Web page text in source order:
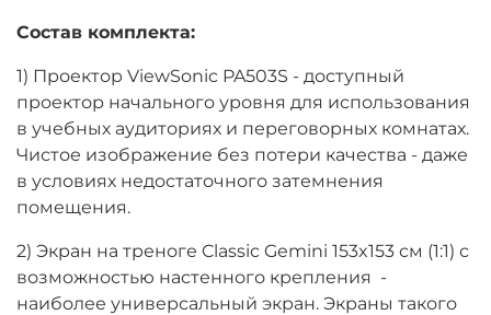
Состав комплекта:
1) Проектор ViewSonic PA503S - доступный
проектор начального уровня для использования
в учебных аудиториях и переговорных комнатах.
Чистое изображение без потери качества - даже
в условиях недостаточного затемнения
помещения.
2) Экран на треноге Classic Gemini 153x153 см (1:1) с
возможностью настенного крепления -
наиболее универсальный экран. Экраны такого